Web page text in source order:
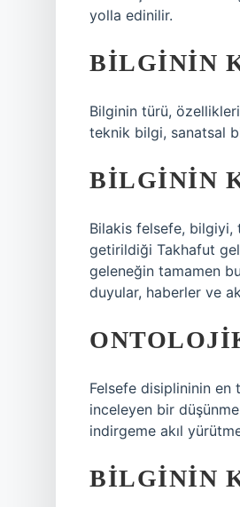
yolla edinilir.
BILGININ
Bilginin türü,
teknik bilgi, sanatsal
BILGININ
Bilakis felsefe, bilgiyi,
getirildiği Takhafut
geleneğin tamamen
duyular, haberler ve
Felsefe disiplininin en
inceleyen bir
indirgeme akıl
BILGININ